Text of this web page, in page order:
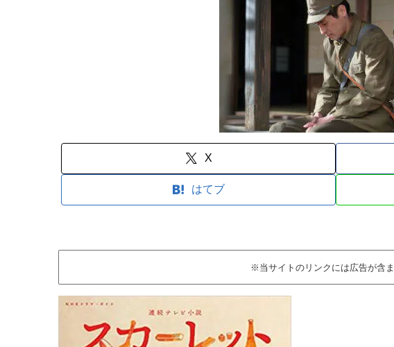
X
はてブ
※当サイトのリンクには広告が含